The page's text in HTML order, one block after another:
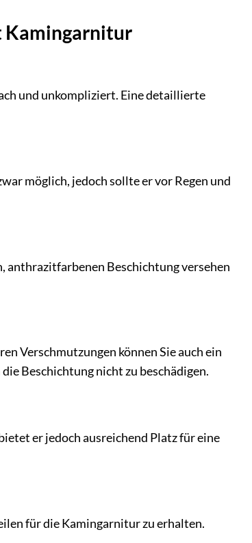
Kamingarnitur
und unkompliziert. Eine detaillierte
möglich, jedoch sollte er vor Regen und
Beschichtung versehen
Verschmutzungen können Sie auch ein
Beschichtung nicht zu beschädigen.
er jedoch ausreichend Platz für eine
für die Kamingarnitur zu erhalten.